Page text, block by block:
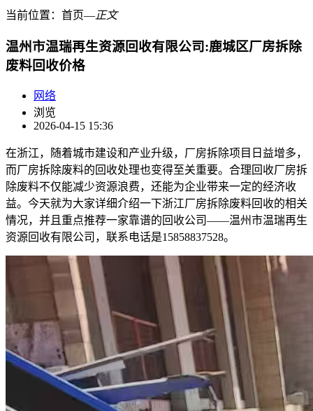
当前位置： 首页―正文
温州市温瑞再生资源回收有限公司:鹿城区厂房拆除
废料回收价格
网络
浏览
2026-04-15 15:36
在浙江，随着城市建设和产业升级，厂房拆除项目日益增多，
而厂房拆除废料的回收处理也变得至关重要。合理回收厂房拆
除废料不仅能减少资源浪费，还能为企业带来一定的经济收
益。今天就为大家详细介绍一下浙江厂房拆除废料回收的相关
情况，并且重点推荐一家靠谱的回收公司——温州市温瑞再生
资源回收有限公司，联系电话是15858837528。